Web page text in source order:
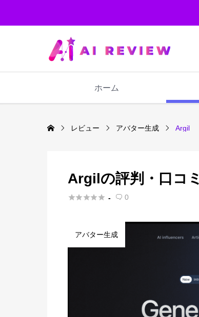
ホーム
レビュー アバター生成 Argil
Argilの評判・口コミ
 -  0
アバター生成